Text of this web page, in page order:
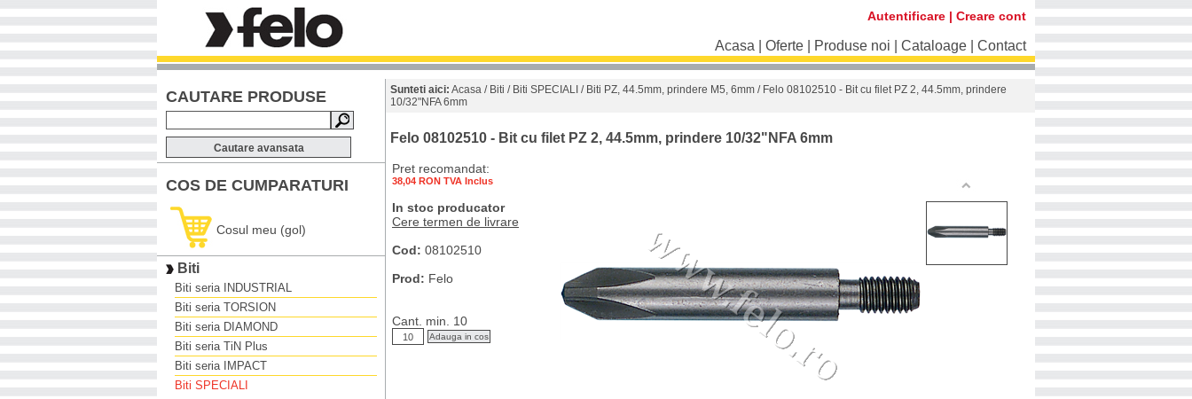
Autentificare | Creare cont
Acasa Oferte Produse noi Cataloage Contact
CAUTARE PRODUSE
Cautare avansata
COS DE CUMPARATURI
Cosul meu (gol)
Biti
Biti seria INDUSTRIAL
Biti seria TORSION
Biti seria DIAMOND
Biti seria TiN Plus
Biti seria IMPACT
Biti SPECIALI
Sunteti aici: Acasa / Biti / Biti SPECIALI / Biti PZ, 44.5mm, prindere M5, 6mm / Felo 08102510 - Bit cu filet PZ 2, 44.5mm, prindere
10/32"NFA 6mm
Felo 08102510 - Bit cu filet PZ 2, 44.5mm, prindere 10/32"NFA 6mm
Pret recomandat:
38,04 RON TVA Inclus
In stoc producator
Cere termen de livrare
Cod: 08102510
Prod: Felo
Cant. min. 10